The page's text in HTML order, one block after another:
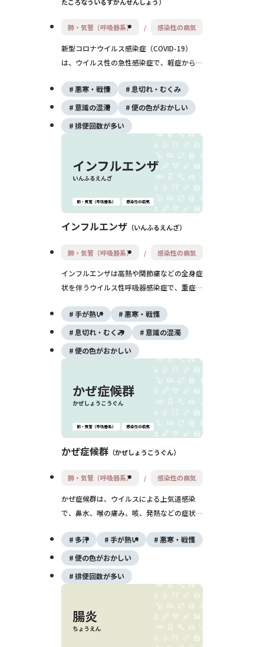
肺・気管（呼吸器系） 感染性の病気
新型コロナウイルス感染症（COVID-19）
は、ウイルス性の急性感染症で、軽症から重
種と日常的な感染対策が予防と重症化防止の
鍵を握ります。
悪寒・戦慄
息切れ・むくみ
意識の混濁
便の色がおかしい
排便回数が多い
インフルエンザ いんふるえんざ
肺・気管（呼吸器系） 感染性の病気
インフルエンザは高熱や関節痛などの全身症
状を伴うウイルス性呼吸器感染症で、重症化
手が熱い
悪寒・戦慄
息切れ・むくみ
意識の混濁
便の色がおかしい
かぜ症候群 かぜしょうこうぐん
肺・気管（呼吸器系） 感染性の病気
かぜ症候群は、ウイルスによる上気道感染
で、鼻水、喉の痛み、咳、発熱などの症状を
復しますが、休養と水分補給が重要です。
多汗 手が熱い
悪寒・戦慄
便の色がおかしい
排便回数が多い